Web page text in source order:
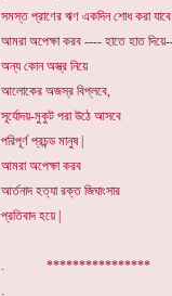
সমস্ত প্রাণের ঋণ একদিন শোধ করা যাবে
আমরা অপেক্ষা করব ---- হাতে হাত
অন্য কোন অস্ত্র নিয়ে
আলোকের অজস্র বিপ্লবে,
সূর্যোদয়-মুকুট পরা উঠে আসবে
পরিপূর্ণ প্রচন্ড মানুষ |
আমরা অপেক্ষা করব
আর্তনাদ হত্যা রক্ত জিঘাংসার
প্রতিবাদ হয়ে |
.